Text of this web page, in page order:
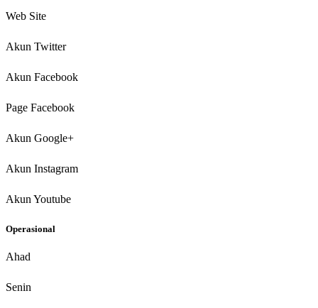
Web Site
Akun Twitter
Akun Facebook
Page Facebook
Akun Google+
Akun Instagram
Akun Youtube
Operasional
Ahad
Senin